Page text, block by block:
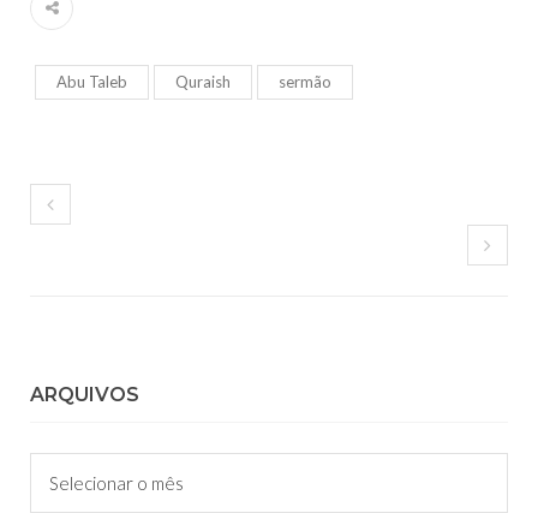
Abu Taleb Quraish sermão
ARQUIVOS
Arquivos